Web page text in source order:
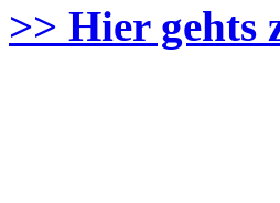
>> Hier gehts